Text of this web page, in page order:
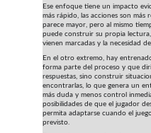
Ese enfoque tiene un impacto
más rápido, las acciones son
parece mayor, pero al mismo
puede construir su propia
vienen marcadas y la necesidad
En el otro extremo, hay
forma parte del proceso y que
respuestas, sino construir
encontrarlas, lo que genera un
más duda y menos control
posibilidades de que el jugador
permita adaptarse cuando el
previsto.